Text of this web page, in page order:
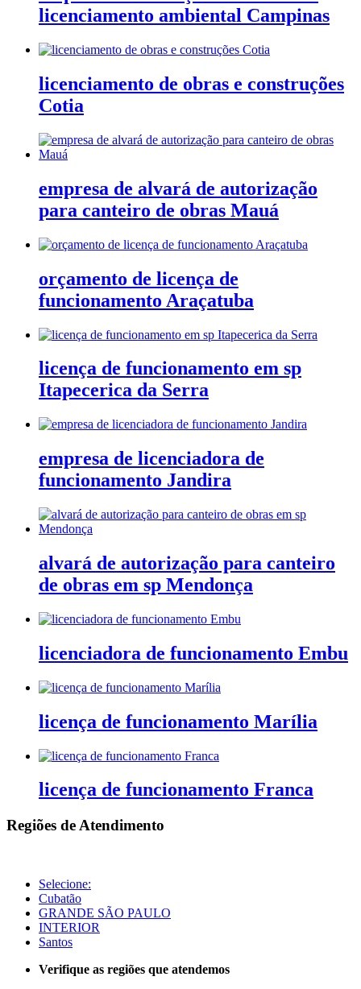
licenciamento ambiental Campinas
licenciamento de obras e construções
Cotia
empresa de alvará de autorização
para canteiro de obras Mauá
orçamento de licença de
funcionamento Araçatuba
licença de funcionamento em sp
Itapecerica da Serra
empresa de licenciadora de
funcionamento Jandira
alvará de autorização para canteiro
de obras em sp Mendonça
licenciadora de funcionamento Embu
licença de funcionamento Marília
licença de funcionamento Franca
Regiões de Atendimento
Selecione:
Cubatão
GRANDE SÃO PAULO
INTERIOR
Santos
Verifique as regiões que atendemos